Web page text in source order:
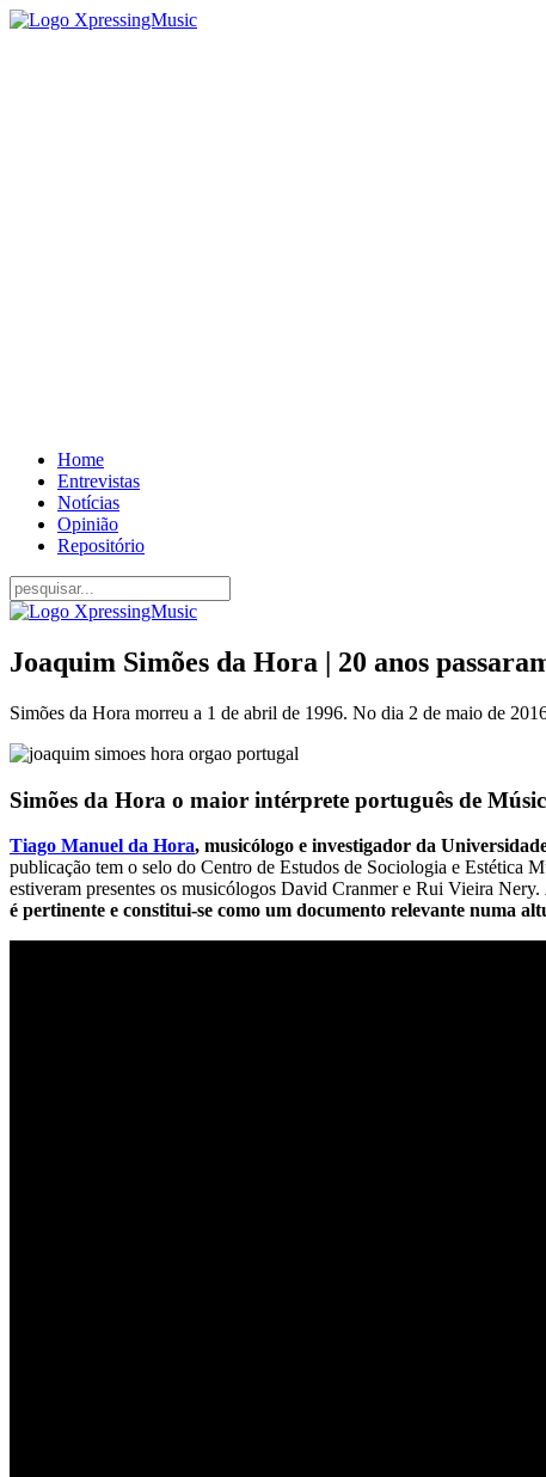
Home
Entrevistas
Notícias
Opinião
Repositório
Joaquim Simões da Hora | 20 anos
Simões da Hora morreu a 1 de abril de 1996. No dia 2 de maio de
Simões da Hora o maior intérprete português de
Tiago Manuel da Hora, musicólogo e investigador da
publicação tem o selo do Centro de Estudos de Sociologia e Estética
estiveram presentes os musicólogos David Cranmer e Rui Vieira Nery.
é pertinente e constitui-se como um documento relevante numa